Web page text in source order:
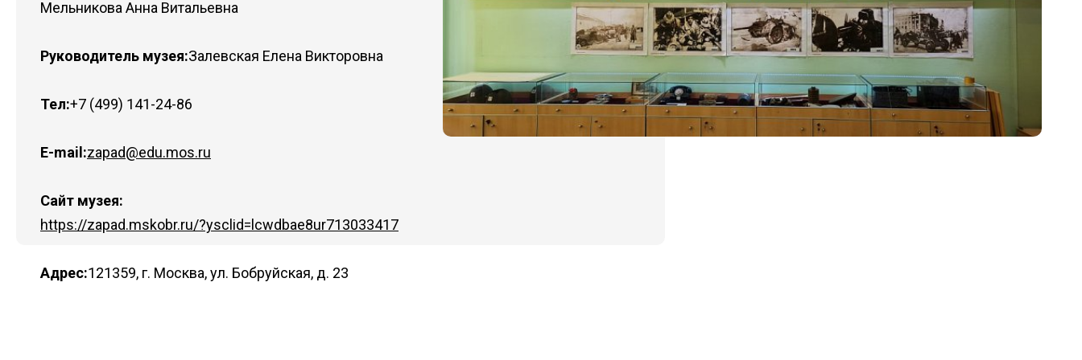
Обращение педагогов - участников
съезда «Школьный Музей Победы»
Обращение школьников -
участников съезда Школьный
Музей Победы 2024
Программа Всероссийской
ассамблеи «Школьный музей.
воспитательных практик «Классный
час в школьном музее» 22 марта –
13 мая 2022 г.
Виртуальные туры школьных
музеев
Тематические выставки
Образовательные программы
Мельникова Анна Витальевна
Руководитель музея:Залевская Елена Викторовна
Тел:+7 (499) 141-24-86
E-mail:zapad@edu.mos.ru
Сайт музея:
https://zapad.mskobr.ru/?ysclid=lcwdbae8ur713033417
Адрес:121359, г. Москва, ул. Бобруйская, д. 23